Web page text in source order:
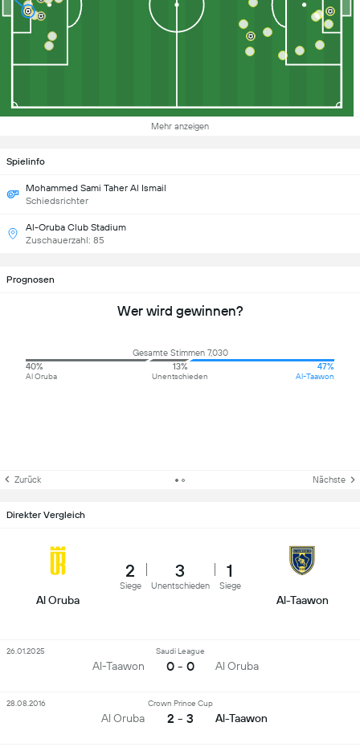
Mehr anzeigen
Spielinfo
Mohammed Sami Taher Al Ismail
Schiedsrichter
Al-Oruba Club Stadium
Zuschauerzahl: 85
Prognosen
Wer wird gewinnen?
Gesamte Stimmen 7,030
40%
Al Oruba
13%
Unentschieden
47%
Al-Taawon
Zurück Nächste
Direkter Vergleich
Al Oruba
2
Siege
3
Unentschieden
1
Siege
Al-Taawon
Al-Taawon
Saudi League
0 - 0 Al Oruba
26.01.2025
Al Oruba
Crown Prince Cup
2 - 3 Al-Taawon
28.08.2016